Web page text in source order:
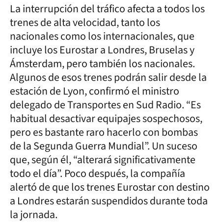
La interrupción del tráfico afecta a todos los
trenes de alta velocidad, tanto los
nacionales como los internacionales, que
incluye los Eurostar a Londres, Bruselas y
Ámsterdam, pero también los nacionales.
Algunos de esos trenes podrán salir desde la
estación de Lyon, confirmó el ministro
delegado de Transportes en Sud Radio. “Es
habitual desactivar equipajes sospechosos,
pero es bastante raro hacerlo con bombas
de la Segunda Guerra Mundial”. Un suceso
que, según él, “alterará significativamente
todo el día”. Poco después, la compañía
alertó de que los trenes Eurostar con destino
a Londres estarán suspendidos durante toda
la jornada.